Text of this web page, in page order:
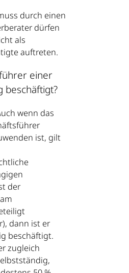
durch einen
dürfen
als
auftreten.
einer
beschäftigt?
wenn das
ist, gilt
der
dann ist er
beschäftigt.
zugleich